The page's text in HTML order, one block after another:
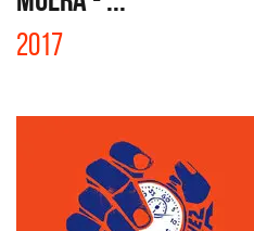
2017